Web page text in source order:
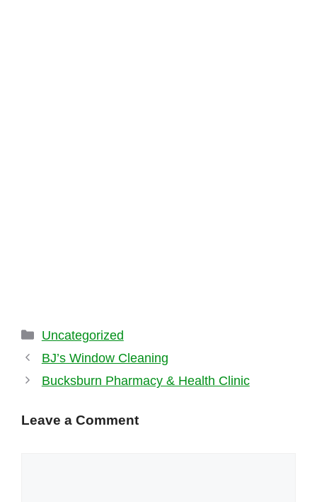
Categories
Uncategorized
BJ’s Window Cleaning
Bucksburn Pharmacy & Health Clinic
Leave a Comment